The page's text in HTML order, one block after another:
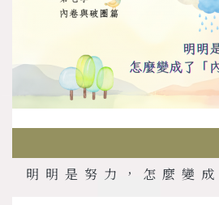
明明是努力，怎麼變